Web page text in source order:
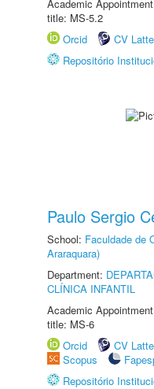
Academic
title: MS-5.2
Orcid
CV
Repositório
Paulo Sergio
School: Faculdade de
Araraquara)
Department:
CLÍNICA INFANTIL
Academic
title: MS-6
Orcid
CV
Scopus
Repositório